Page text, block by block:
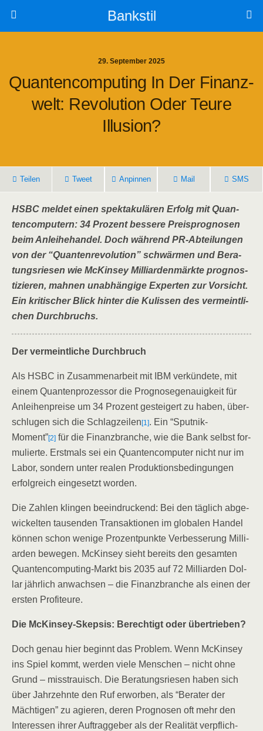
Bankstil
29. September 2025
Quan­ten­com­pu­ting In Der Finanz­
Welt: Revo­lu­ti­on Oder Teu­re
Illusion?
Tei­len Tweet Anpin­nen Mail SMS
HSBC mel­det einen spek­ta­ku­lä­ren Erfolg mit Quan­
ten­com­pu­tern: 34 Pro­zent bes­se­re Preis­pro­gno­sen
beim Anlei­he­han­del. Doch wäh­rend PR-Abtei­lun­gen
von der “Quan­ten­re­vo­lu­ti­on” schwär­men und Bera­
tungs­rie­sen wie McK­in­sey Mil­li­ar­den­märk­te pro­gnos­
ti­zie­ren, mah­nen unab­hän­gi­ge Exper­ten zur Vor­sicht.
Ein kri­ti­scher Blick hin­ter die Kulis­sen des ver­meint­li­
chen Durchbruchs.
Der ver­meint­li­che Durchbruch
Als HSBC in Zusam­men­ar­beit mit IBM ver­kün­de­te, mit
einem Quan­ten­pro­zes­sor die Pro­gno­se­ge­nau­ig­keit für
Anlei­hen­prei­se um 34 Pro­zent gestei­gert zu haben, über­
schlu­gen sich die Schlag­zei­len [1]. Ein “Sput­nik-
Moment”[2] für die Finanz­bran­che, wie die Bank selbst for­
mu­lier­te. Erst­mals sei ein Quan­ten­com­pu­ter nicht nur im
Labor, son­dern unter rea­len Pro­duk­ti­ons­be­din­gun­gen
erfolg­reich ein­ge­setzt worden.
Die Zah­len klin­gen beein­dru­ckend: Bei den täg­lich abge­
wi­ckel­ten tau­sen­den Trans­ak­tio­nen im glo­ba­len Han­del
kön­nen schon weni­ge Pro­zent­punk­te Ver­bes­se­rung Mil­li­
ar­den bewe­gen. McK­in­sey sieht bereits den gesam­ten
Quan­ten­com­pu­ting-Markt bis 2035 auf 72 Mil­li­ar­den Dol­
lar jähr­lich anwach­sen – die Finanz­bran­che als einen der
ers­ten Profiteure.
Die McK­in­sey-Skep­sis: Berech­tigt oder übertrieben?
Doch genau hier beginnt das Pro­blem. Wenn McK­in­sey
ins Spiel kommt, wer­den vie­le Men­schen – nicht ohne
Grund – miss­trau­isch. Die Bera­tungs­rie­sen haben sich
über Jahr­zehn­te den Ruf erwor­ben, als “Bera­ter der
Mäch­ti­gen” zu agie­ren, deren Pro­gno­sen oft mehr den
Inter­es­sen ihrer Auf­trag­ge­ber als der Rea­li­tät ver­pflich­